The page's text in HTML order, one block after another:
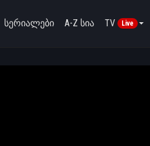
სერიალები A-Z სია TV Live